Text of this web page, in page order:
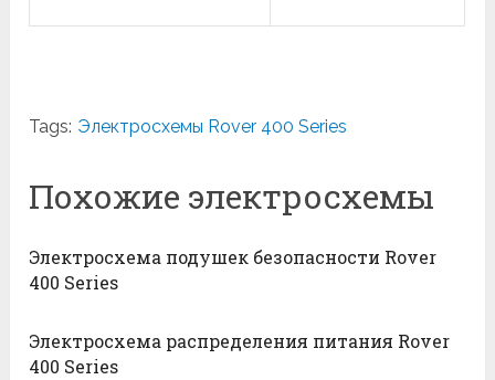
Tags: Электросхемы Rover 400 Series
Похожие электросхемы
Электросхема подушек безопасности Rover
400 Series
Электросхема распределения питания Rover
400 Series